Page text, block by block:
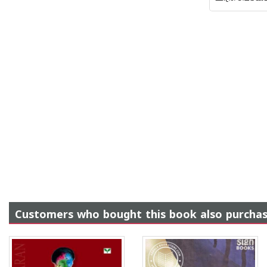
Customers who bought this book also